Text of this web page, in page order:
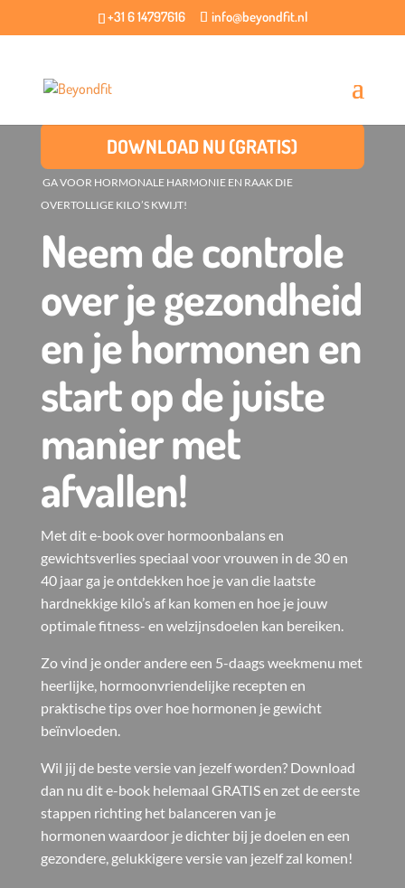
+31 6 14797616 info@beyondfit.nl
DOWNLOAD NU (GRATIS)
GA VOOR HORMONALE HARMONIE EN RAAK DIE
OVERTOLLIGE KILO’S KWIJT!
Neem de controle
over je gezondheid
en je hormonen en
start op de juiste
manier met
afvallen!
Met dit e-book over hormoonbalans en
gewichtsverlies speciaal voor vrouwen in de 30 en
40 jaar ga je ontdekken hoe je van die laatste
hardnekkige kilo’s af kan komen en hoe je jouw
optimale fitness- en welzijnsdoelen kan bereiken.
Zo vind je onder andere een 5-daags weekmenu met
heerlijke, hormoonvriendelijke recepten en
praktische tips over hoe hormonen je gewicht
beïnvloeden.
Wil jij de beste versie van jezelf worden? Download
dan nu dit e-book helemaal GRATIS en zet de eerste
stappen richting het balanceren van je
hormonen waardoor je dichter bij je doelen en een
gezondere, gelukkigere versie van jezelf zal komen!